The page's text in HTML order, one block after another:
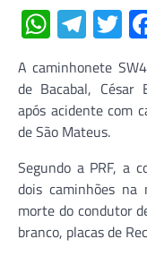
A caminhonete
de Bacabal, César
após acidente com
de São Mateus.
Segundo a PRF, a
dois caminhões
morte do condutor
branco, placas de